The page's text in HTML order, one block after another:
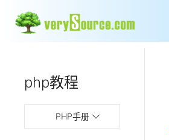
php教程
PHP手册